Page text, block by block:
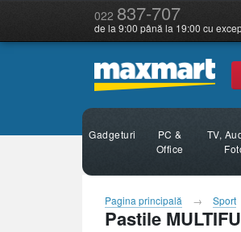
022 837-707
de la 9:00 până la 19:00 cu
Gadgeturi
PC &
Office
TV,
Pagina principală Sport
Pastile